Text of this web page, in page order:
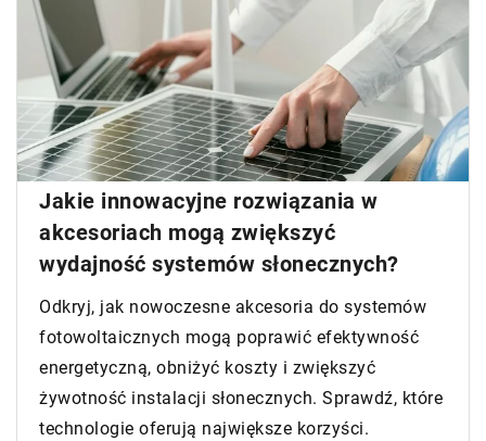
Jakie innowacyjne rozwiązania w
akcesoriach mogą zwiększyć
wydajność systemów słonecznych?
Odkryj, jak nowoczesne akcesoria do systemów
fotowoltaicznych mogą poprawić efektywność
energetyczną, obniżyć koszty i zwiększyć
żywotność instalacji słonecznych. Sprawdź, które
technologie oferują największe korzyści.